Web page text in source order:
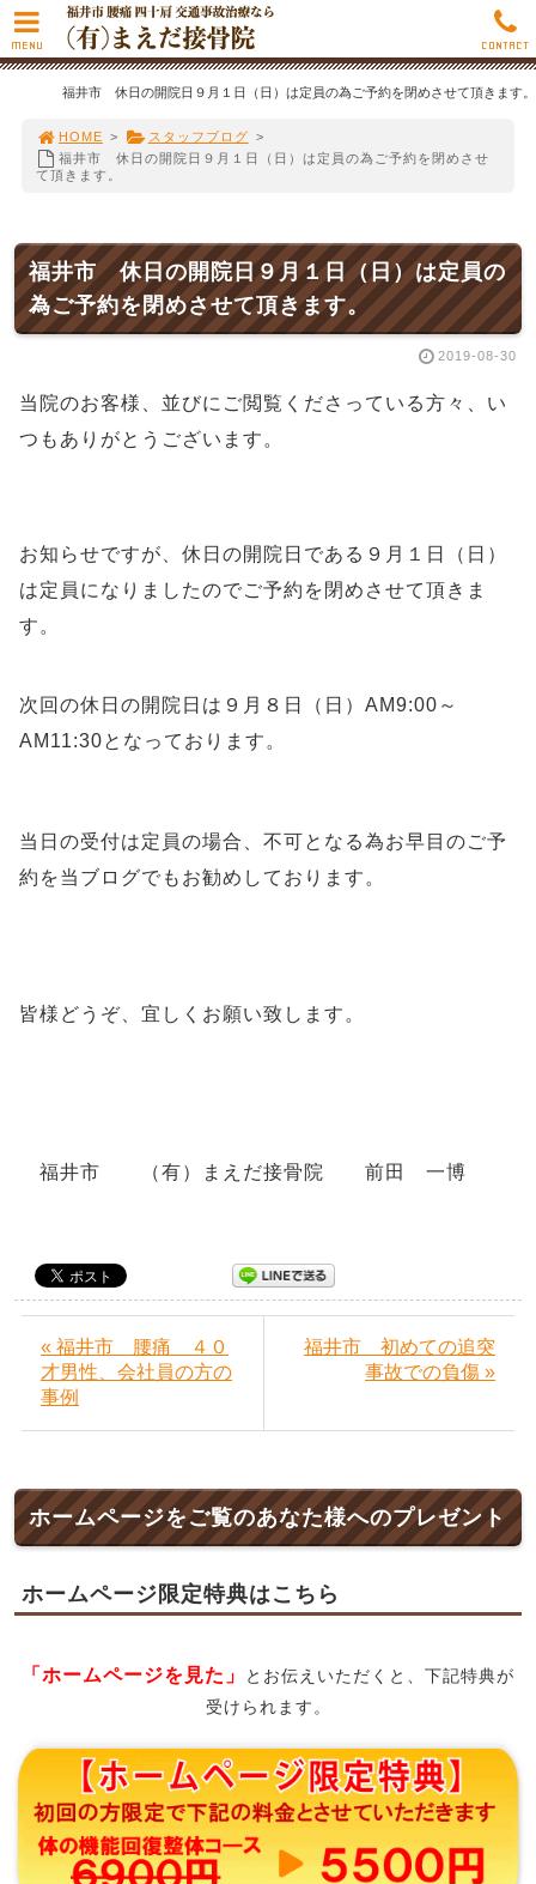
福井市 休日の開院日９月１日（日）は定員の為ご予約を閉めさせて頂きます。
HOME > スタッフブログ >
福井市 休日の開院日９月１日（日）は定員の為ご予約を閉めさせ
て頂きます。
福井市 休日の開院日９月１日（日）は定員の
為ご予約を閉めさせて頂きます。
2019-08-30
当院のお客様、並びにご閲覧くださっている方々、い
つもありがとうございます。
お知らせですが、休日の開院日である９月１日
（日）
は定員になりましたのでご予約を閉めさせて頂きま
す。
次回の休日の開院日は９月８日（日） AM9:00～
AM11:30となっております。
当日の受付は定員の場合、不可となる為お早目のご予
約を当ブログでもお勧めしております。
皆様どうぞ、宜しくお願い致します。
福井市 （有）まえだ接骨院 前田 一博
« 福井市 腰痛 ４０
才男性、会社員の方の
事例
福井市 初めての追突
事故での負傷 »
ホームページをご覧のあなた様へのプレゼント
ホームページ限定特典はこちら
「ホームページを見た」
とお伝えいただくと、下記特典が
受けられます。
MENU CONTACT